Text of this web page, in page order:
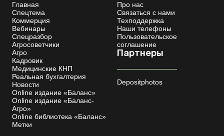
Главная
Спецтема
Коммерция
Вебинары
Спецразбор
Агросоветчики
Агро
Кадровик
Медицинские КНП
Реальная бухгалтерия
Новости
Online издание «Баланс»
Online издание «Баланс-
Агро»
Online библиотека «Баланс»
Метки
Про нас
Связаться с нами
Техподдержка
Наши телефоны
Пользовательское
соглашение
Партнеры
Depositphotos